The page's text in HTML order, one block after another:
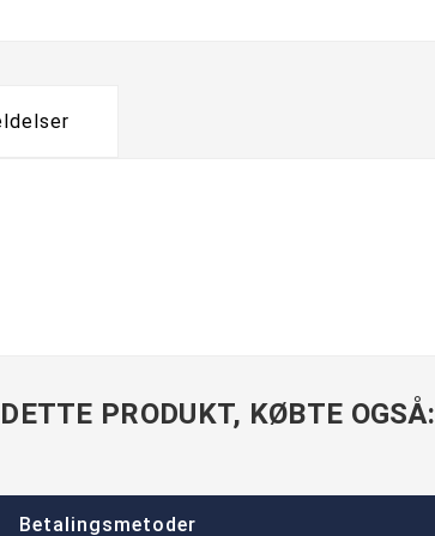
PRODUKT, KØBTE OGSÅ:
Betalingsmetoder